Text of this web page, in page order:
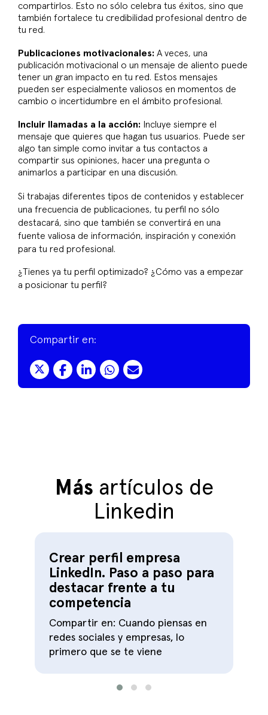
compartirlos. Esto no sólo celebra tus éxitos, sino que
también fortalece tu credibilidad profesional dentro de
tu red.
Publicaciones motivacionales: A veces, una
publicación motivacional o un mensaje de aliento puede
tener un gran impacto en tu red. Estos mensajes
pueden ser especialmente valiosos en momentos de
cambio o incertidumbre en el ámbito profesional.
Incluir llamadas a la acción: Incluye siempre el
mensaje que quieres que hagan tus usuarios. Puede ser
algo tan simple como invitar a tus contactos a
compartir sus opiniones, hacer una pregunta o
animarlos a participar en una discusión.
Si trabajas diferentes tipos de contenidos y establecer
una frecuencia de publicaciones, tu perfil no sólo
destacará, sino que también se convertirá en una
fuente valiosa de información, inspiración y conexión
para tu red profesional.
¿Tienes ya tu perfil optimizado? ¿Cómo vas a empezar
a posicionar tu perfil?
Compartir en:
Más artículos de
Linkedin
Crear perfil empresa
LinkedIn. Paso a paso para
destacar frente a tu
competencia
Compartir en: Cuando piensas en
redes sociales y empresas, lo
primero que se te viene